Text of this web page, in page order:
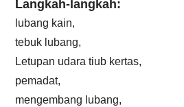
Langkah-langkah:
lubang kain,
tebuk lubang,
Letupan udara tiub kertas,
pemadat,
mengembang lubang,